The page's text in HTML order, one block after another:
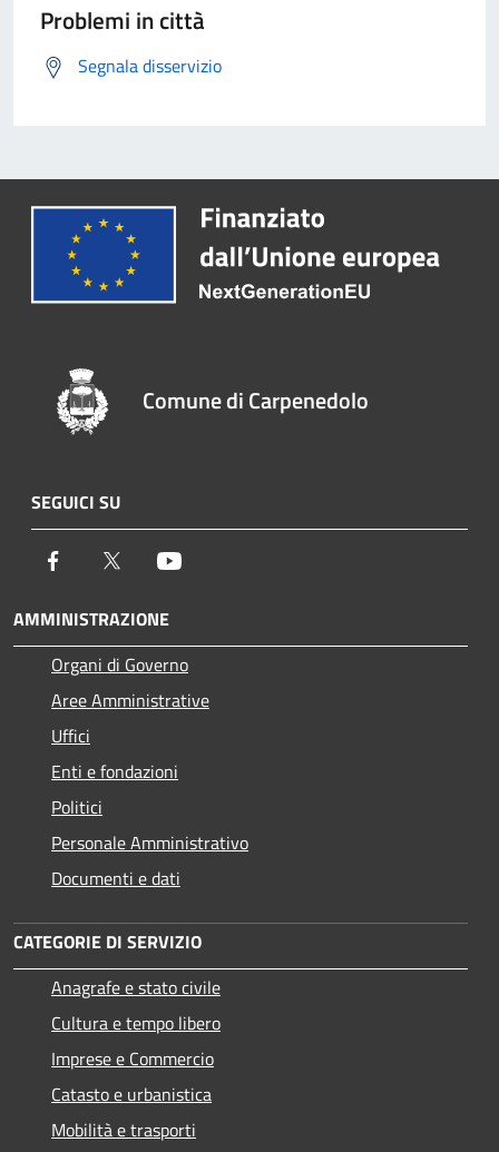
Problemi in città
Segnala disservizio
Comune di Carpenedolo
SEGUICI SU
Facebook Twitter
AMMINISTRAZIONE
Organi di Governo
Aree Amministrative
Uffici
Enti e fondazioni
Politici
Personale Amministrativo
Documenti e dati
CATEGORIE DI SERVIZIO
Anagrafe e stato civile
Cultura e tempo libero
Imprese e Commercio
Catasto e urbanistica
Mobilità e trasporti